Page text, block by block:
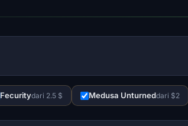
Fecuritydari 2.5 $ Medusa Unturneddari $2